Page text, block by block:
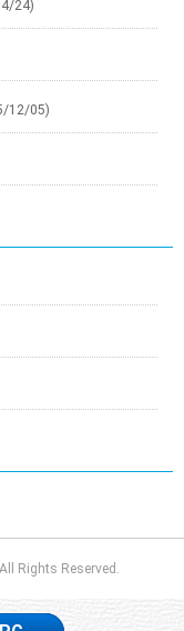
24)
12/05)
Rights Reserved.